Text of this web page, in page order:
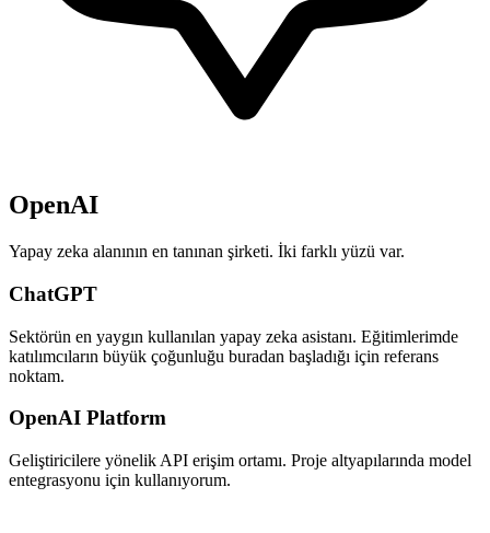
OpenAI
Yapay zeka alanının en tanınan şirketi. İki farklı yüzü var.
ChatGPT
Sektörün en yaygın kullanılan yapay zeka asistanı. Eğitimlerimde
katılımcıların büyük çoğunluğu buradan başladığı için referans
noktam.
OpenAI Platform
Geliştiricilere yönelik API erişim ortamı. Proje altyapılarında model
entegrasyonu için kullanıyorum.